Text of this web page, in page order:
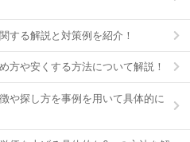
する解説と対策例を紹介！
方や安くする方法について解説！
や探し方を事例を用いて具体的に